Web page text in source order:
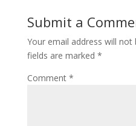
Submit a
Your email address will not
fields are marked *
Comment *